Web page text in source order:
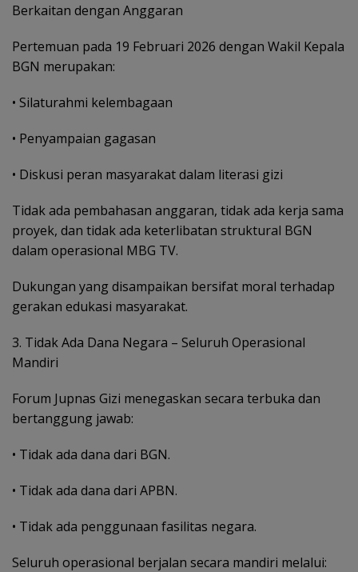
Berkaitan dengan Anggaran
Pertemuan pada 19 Februari 2026 dengan Wakil Kepala
BGN merupakan:
• Silaturahmi kelembagaan
• Penyampaian gagasan
• Diskusi peran masyarakat dalam literasi gizi
Tidak ada pembahasan anggaran, tidak ada kerja sama
proyek, dan tidak ada keterlibatan struktural BGN
dalam operasional MBG TV.
Dukungan yang disampaikan bersifat moral terhadap
gerakan edukasi masyarakat.
3. Tidak Ada Dana Negara – Seluruh Operasional
Mandiri
Forum Jupnas Gizi menegaskan secara terbuka dan
bertanggung jawab:
• Tidak ada dana dari BGN.
• Tidak ada dana dari APBN.
• Tidak ada penggunaan fasilitas negara.
Seluruh operasional berjalan secara mandiri melalui: